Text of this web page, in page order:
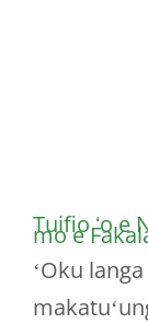
Tuifio ʻo e
mo e
ʻOku